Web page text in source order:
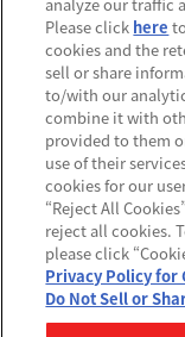
利用規約
Do
アレル
Please click here
cookies and the
sell or share
to/with our
combine it with
provided to them
use of their
cookies for our
“Reject All
reject all cookies.
please click
Privacy Policy for
Do Not Sell or